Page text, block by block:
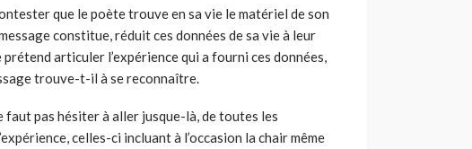
que le poète trouve en sa vie le matériel de son
constitue, réduit ces données de sa vie à leur
prétend articuler l’expérience qui a fourni ces données,
trouve-t-il à se reconnaître.
faut pas hésiter à aller jusque-là, de toutes les
celles-ci incluant à l’occasion la chair même